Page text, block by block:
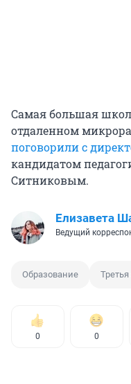
Самая большая
отдаленном
поговорили с
кандидатом
Ситниковым.
Елизавета
Ведущий
Образование
0 0